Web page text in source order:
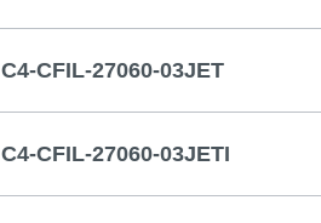
C4-CFIL-27060-03JET
C4-CFIL-27060-03JETI